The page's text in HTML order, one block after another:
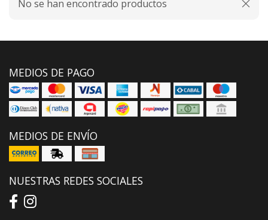
No se han encontrado productos
MEDIOS DE PAGO
MEDIOS DE ENVÍO
NUESTRAS REDES SOCIALES